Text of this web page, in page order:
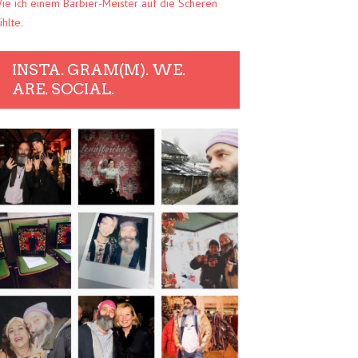
ich einem Barbier-Meister auf die Scheren
INSTA. GRAM(M). WE.
ARE. SOCIAL.